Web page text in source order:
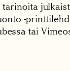
-
tai